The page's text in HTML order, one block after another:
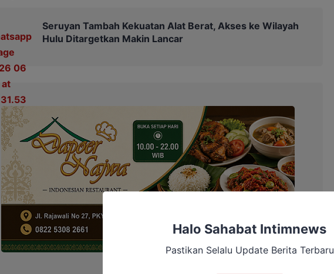
Seruyan Tambah Kekuatan Alat Berat, Akses ke Wilayah
Hulu Ditargetkan Makin Lancar
Halo Sahabat Intimnews
Pastikan Selalu Update Berita Terbaru